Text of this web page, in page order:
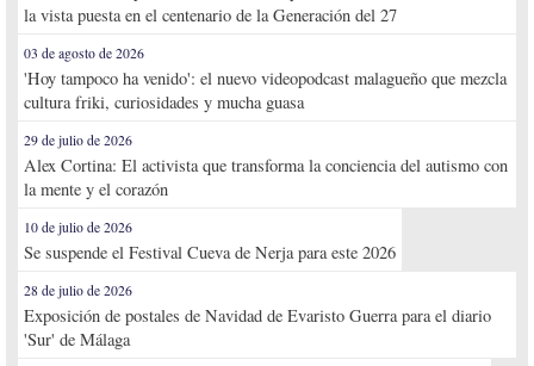
la vista puesta en el centenario de la Generación del 27
03 de agosto de 2026
'Hoy tampoco ha venido': el nuevo videopodcast malagueño que mezcla
cultura friki, curiosidades y mucha guasa
29 de julio de 2026
Alex Cortina: El activista que transforma la conciencia del autismo con
la mente y el corazón
10 de julio de 2026
Se suspende el Festival Cueva de Nerja para este 2026
28 de julio de 2026
Exposición de postales de Navidad de Evaristo Guerra para el diario
'Sur' de Málaga